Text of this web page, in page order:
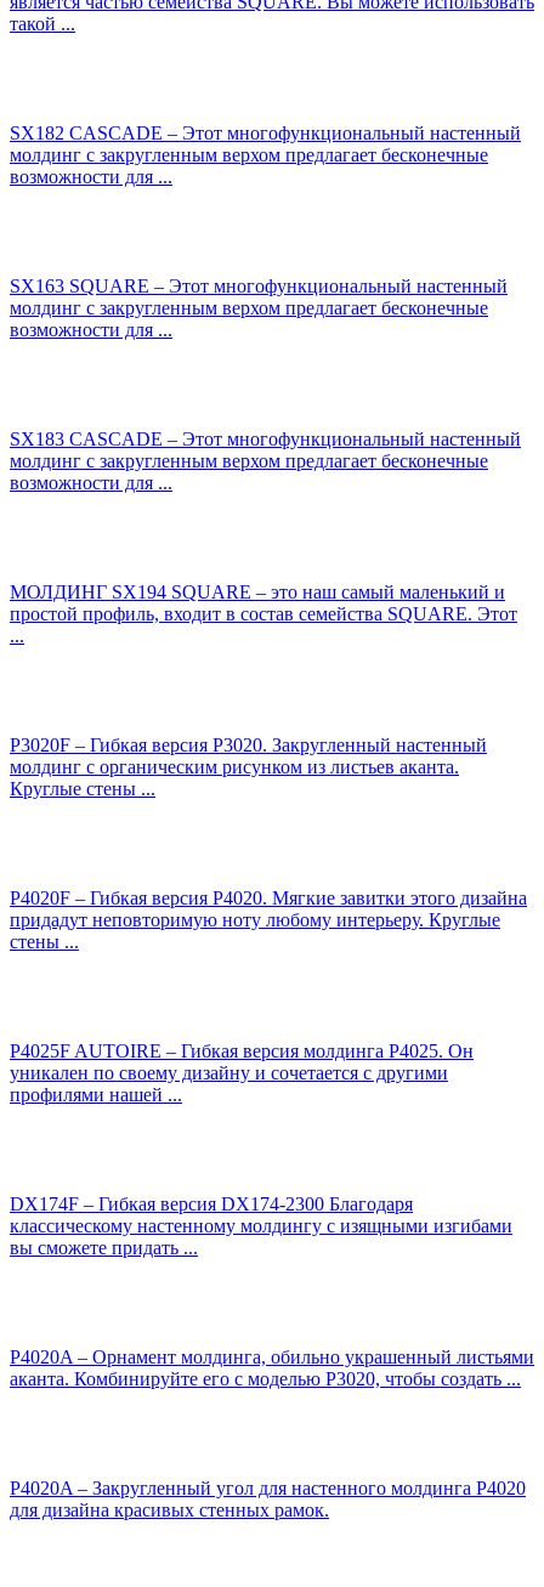
такой ...
SX182 CASCADE – Этот многофункциональный настенный
молдинг с закругленным верхом предлагает бесконечные
возможности для ...
SX163 SQUARE – Этот многофункциональный настенный
молдинг с закругленным верхом предлагает бесконечные
возможности для ...
SX183 CASCADE – Этот многофункциональный настенный
молдинг с закругленным верхом предлагает бесконечные
возможности для ...
МОЛДИНГ SX194 SQUARE – это наш самый маленький и
простой профиль, входит в состав семейства SQUARE. Этот
...
P3020F – Гибкая версия P3020. Закругленный настенный
молдинг с органическим рисунком из листьев аканта.
Круглые стены ...
P4020F – Гибкая версия P4020. Мягкие завитки этого дизайна
придадут неповторимую ноту любому интерьеру. Круглые
стены ...
P4025F AUTOIRE – Гибкая версия молдинга P4025. Он
уникален по своему дизайну и сочетается с другими
профилями нашей ...
DX174F – Гибкая версия DX174-2300 Благодаря
классическому настенному молдингу с изящными изгибами
вы сможете придать ...
P4020A – Орнамент молдинга, обильно украшенный листьями
аканта. Комбинируйте его с моделью P3020, чтобы создать ...
P4020A – Закругленный угол для настенного молдинга P4020
для дизайна красивых стенных рамок.